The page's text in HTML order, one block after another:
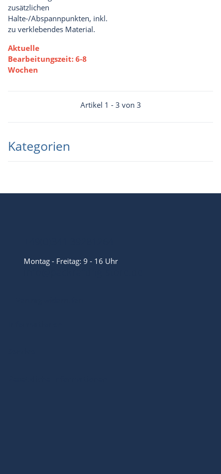
zusätzlichen
Halte-/Abspannpunkten, inkl.
zu verklebendes Material.
Aktuelle
Bearbeitungszeit: 6-8
Wochen
Artikel 1 - 3 von 3
Kategorien
Montag - Freitag: 9 - 16 Uhr